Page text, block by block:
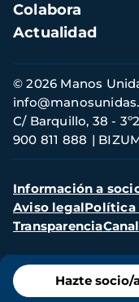
Menú
de
Hazte socio/
Colabora
Actualidad
Información
de
contacto
© 2026 Manos
C/ Barquillo, 38 -
900 811 888
Menú
secundario
Información a
Aviso legalPolítica
Transparencia